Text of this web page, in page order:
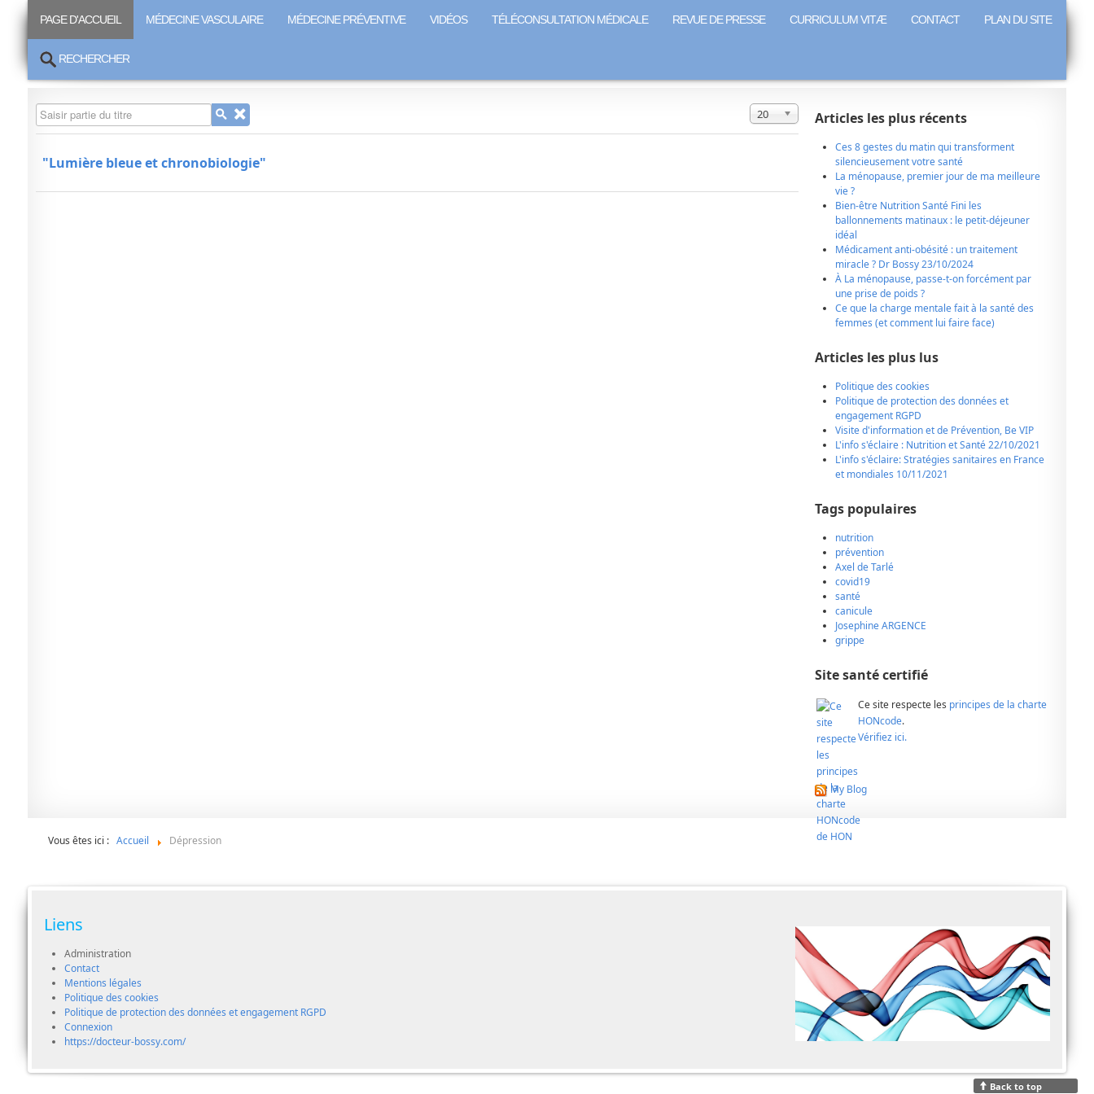
PAGE D'ACCUEIL MÉDECINE VASCULAIRE MÉDECINE PRÉVENTIVE VIDÉOS TÉLÉCONSULTATION MÉDICALE REVUE DE PRESSE CURRICULUM VITÆ CONTACT PLAN DU SITE
RECHERCHER
Saisir partie du titre Affichage #
20
"Lumière bleue et chronobiologie"
Articles les plus récents
Ces 8 gestes du matin qui transforment
silencieusement votre santé
La ménopause, premier jour de ma meilleure
vie ?
Bien-être Nutrition Santé Fini les
ballonnements matinaux : le petit-déjeuner
idéal
Médicament anti-obésité : un traitement
miracle ? Dr Bossy 23/10/2024
À La ménopause, passe-t-on forcément par
une prise de poids ?
Ce que la charge mentale fait à la santé des
femmes (et comment lui faire face)
Articles les plus lus
Politique des cookies
Politique de protection des données et
engagement RGPD
Visite d'information et de Prévention, Be VIP
L'info s'éclaire : Nutrition et Santé 22/10/2021
L'info s'éclaire: Stratégies sanitaires en France
et mondiales 10/11/2021
Tags populaires
nutrition
prévention
Axel de Tarlé
covid19
santé
canicule
Josephine ARGENCE
grippe
Site santé certifié
Ce site respecte les principes de la charte
HONcode.
Vérifiez ici.
My Blog
Vous êtes ici : Accueil Dépression
Liens
Administration
Contact
Mentions légales
Politique des cookies
Politique de protection des données et engagement RGPD
Connexion
https://docteur-bossy.com/
Back to top